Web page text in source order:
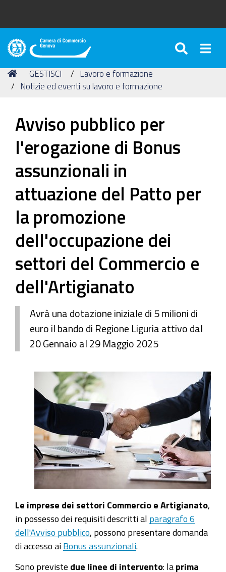
Camera
Commercio
di
Tu
sei
Home
GESTISCI
Lavoro e formazione
Notizie ed eventi su lavoro e formazione
Avviso pubblico per
l'erogazione di Bonus
assunzionali in
attuazione del Patto per
la promozione
dell'occupazione dei
settori del Commercio e
dell'Artigianato
Avrà una dotazione iniziale di 5 milioni di
euro il bando di Regione Liguria attivo dal
20 Gennaio al 29 Maggio 2025
Le imprese dei settori Commercio e Artigianato
in possesso dei requisiti descritti al paragrafo 6
dell'Avviso pubblico , possono presentare domanda
di accesso ai Bonus assunzionali
Sono previste due linee di intervento: la prima